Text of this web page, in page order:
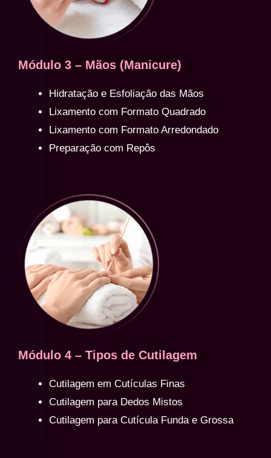
Módulo 3 – Mãos (Manicure)
Hidratação e Esfoliação das Mãos
Lixamento com Formato Quadrado
Lixamento com Formato Arredondado
Preparação com Repôs
Módulo 4 – Tipos de Cutilagem
Cutilagem em Cutículas Finas
Cutilagem para Dedos Mistos
Cutilagem para Cutícula Funda e Grossa